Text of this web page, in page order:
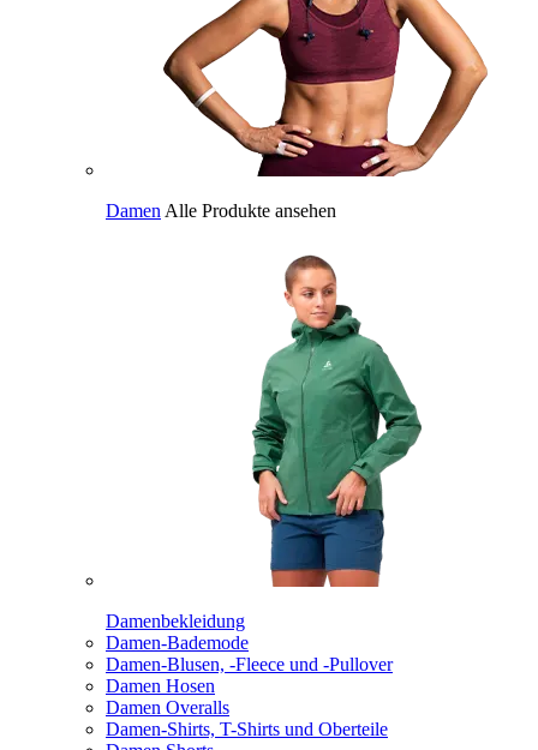
Damen Alle Produkte ansehen
Damenbekleidung
Damen-Bademode
Damen-Blusen, -Fleece und -Pullover
Damen Hosen
Damen Overalls
Damen-Shirts, T-Shirts und Oberteile